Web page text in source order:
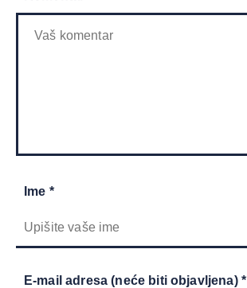
Ime *
E-mail adresa (neće biti objavljena) *